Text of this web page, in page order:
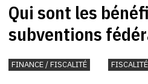
Qui sont les
subventions
FINANCE / FISCALITÉ FISCALITÉ